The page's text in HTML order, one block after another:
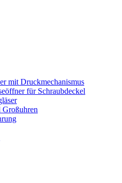
mit Druckmechanismus
für Schraubdeckel